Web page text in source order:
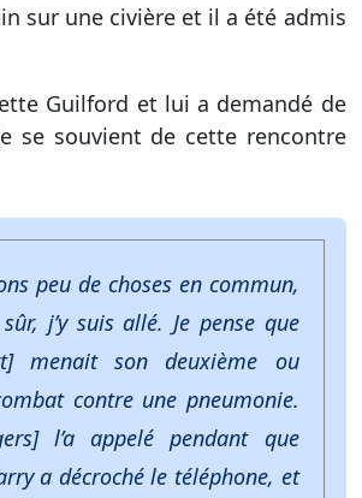
sur une civière et il a été admis
Guilford et lui a demandé de
se souvient de cette rencontre
peu de choses en commun,
j’y suis allé. Je pense que
menait son deuxième ou
contre une pneumonie.
l’a appelé pendant que
a décroché le téléphone, et